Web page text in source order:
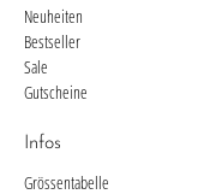
Neuheiten
Bestseller
Sale
Gutscheine
Infos
Grössentabelle